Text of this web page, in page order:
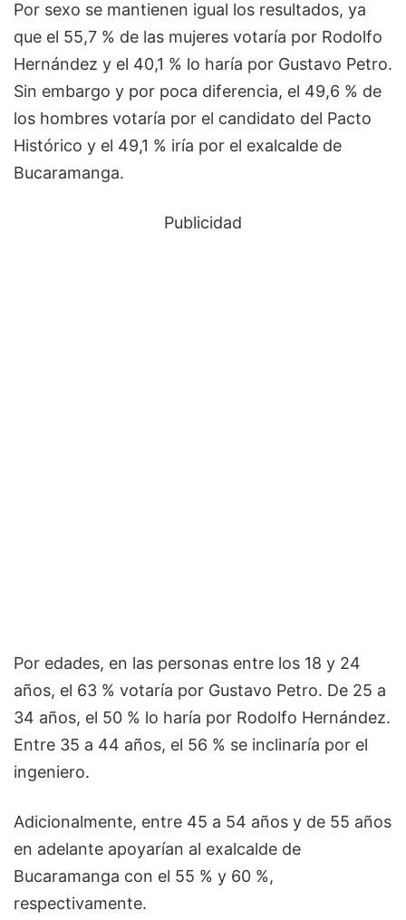
Por sexo se mantienen igual los resultados, ya
que el 55,7 % de las mujeres votaría por Rodolfo
Hernández y el 40,1 % lo haría por Gustavo Petro.
Sin embargo y por poca diferencia, el 49,6 % de
los hombres votaría por el candidato del Pacto
Histórico y el 49,1 % iría por el exalcalde de
Bucaramanga.
Publicidad
Por edades, en las personas entre los 18 y 24
años, el 63 % votaría por Gustavo Petro. De 25 a
34 años, el 50 % lo haría por Rodolfo Hernández.
Entre 35 a 44 años, el 56 % se inclinaría por el
ingeniero.
Adicionalmente, entre 45 a 54 años y de 55 años
en adelante apoyarían al exalcalde de
Bucaramanga con el 55 % y 60 %,
respectivamente.